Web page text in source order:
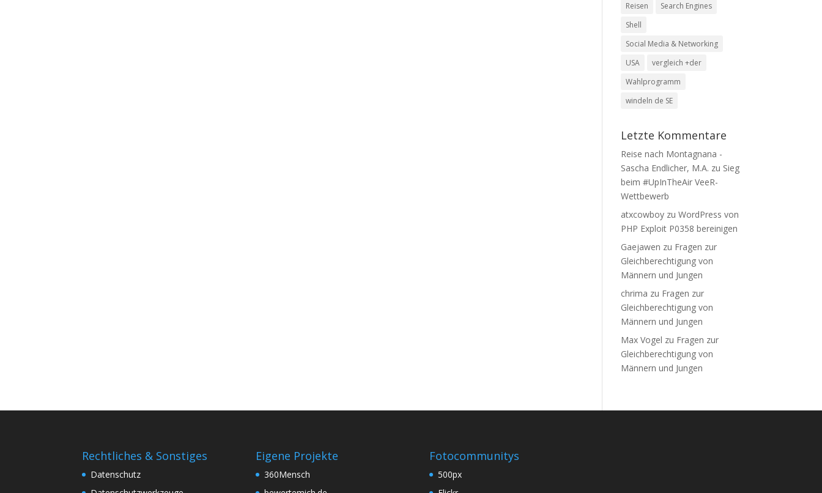
Reisen
Search Engines
Shell
Social Media & Networking
USA
vergleich +der
Wahlprogramm
windeln de SE
Letzte Kommentare
Reise nach Montagnana -
Sascha Endlicher, M.A. zu Sieg
beim #UpInTheAir VeeR-
Wettbewerb
atxcowboy zuWordPress von
PHP Exploit P0358 bereinigen
Gaejawen zu Fragen zur
Gleichberechtigung von
Männern und Jungen
chrima zu Fragen zur
Gleichberechtigung von
Männern und Jungen
Max Vogel zu Fragen zur
Gleichberechtigung von
Männern und Jungen
Rechtliches & Sonstiges
Datenschutz
Eigene Projekte
360Mensch
Fotocommunitys
500px